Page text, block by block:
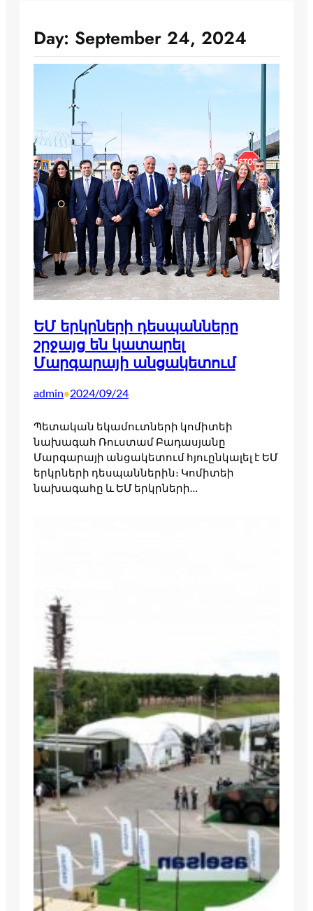
Day: September 24, 2024
ԵՄ երկրների դեսպանները
շրջայց են կատարել
Մարգարայի անցակետում
admin•2024/09/24
Պետական եկամուտների կոմիտեի
նախագահ Ռուստամ Բադասյանը
Մարգարայի անցակետում հյուընկալել է ԵՄ
երկրների դեսպաններին։ Կոմիտեի
նախագահը և ԵՄ երկրների…